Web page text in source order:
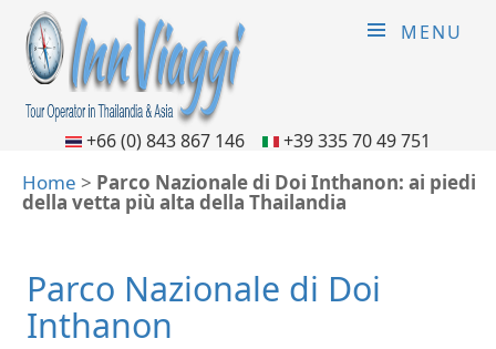
MENU
+66 (0) 843 867 146 +39 335 70 49 751
Home > Parco Nazionale di Doi Inthanon: ai piedi
della vetta più alta della Thailandia
Parco Nazionale di Doi
Inthanon